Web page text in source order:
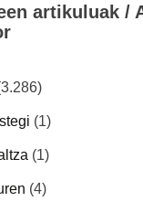
artikuluak /
(1)
(1)
(4)